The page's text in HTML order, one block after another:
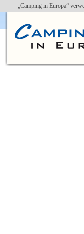
„Camping in Europa“